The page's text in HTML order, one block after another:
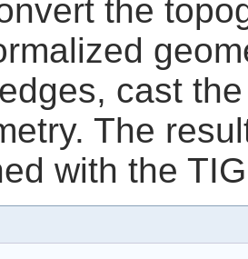
the
cast
The
with the